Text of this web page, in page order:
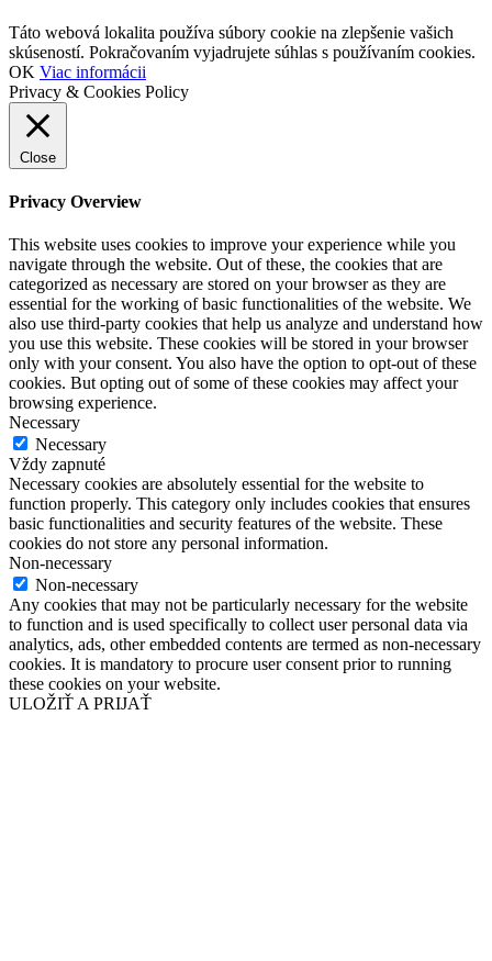
Táto webová lokalita používa súbory cookie na zlepšenie vašich
skúseností. Pokračovaním vyjadrujete súhlas s používaním cookies.
OK Viac informácii
Privacy & Cookies Policy
Close
Privacy Overview
This website uses cookies to improve your experience while you
navigate through the website. Out of these, the cookies that are
categorized as necessary are stored on your browser as they are
essential for the working of basic functionalities of the website. We
also use third-party cookies that help us analyze and understand how
you use this website. These cookies will be stored in your browser
only with your consent. You also have the option to opt-out of these
cookies. But opting out of some of these cookies may affect your
browsing experience.
Necessary
Necessary
Vždy zapnuté
Necessary cookies are absolutely essential for the website to
function properly. This category only includes cookies that ensures
basic functionalities and security features of the website. These
cookies do not store any personal information.
Non-necessary
Non-necessary
Any cookies that may not be particularly necessary for the website
to function and is used specifically to collect user personal data via
analytics, ads, other embedded contents are termed as non-necessary
cookies. It is mandatory to procure user consent prior to running
these cookies on your website.
ULOŽIŤ A PRIJAŤ